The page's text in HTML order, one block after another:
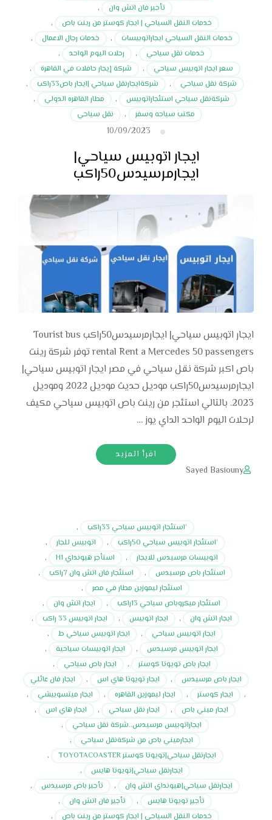
تأجير فان اتش وان
,
خدمات النقل السياحي | ايجار كوستر من رينت باص
,
خدمات النقل السياحي ايجاراتوبيسات
, خدمات رجال الاعمال
,
خدمات نقل سياحي
, رحلات اليوم الواحد
,
سعر ايجار اتوبيس سياحي
, شركة إيجار حافلات في القاهرة
,
شركة نقل سياحي
, شركةايجارنقل سياحي |ايجار باص33راكب
,
شركةنقل سياحي استئجاراتوبيس
, مطار القاهره الدولي
,
مكتب سياحه وسفر
, نقل سياحي
10/09/2023
ايجار اتوبيس سياحي|
ايجارمرسيدس50راكب
ايجار اتوبيس سياحي| ايجارمرسيدس50راكب Tourist bus
rental Rent a Mercedes 50 passengers توفر شركة رينت
باص اكبر شركة نقل سياحي في مصر ايجار اتوبيس سياحي|
ايجارمرسيدس50راكب موديل حديث موديل 2022 وموديل
2023. بالتالي استئجر من رينت باص اتوبيس سياحي مكيف
لرحلات اليوم الواحد الداي يوز …
اقرأ المزيد
Sayed Basiouny
‘استئجار اتوبيس سياحي 33راكب
,
‘استئجار اتوبيس سياحي 50راكب
, اتوبيس للجار
,
اتوبيسات مرسيدس للايجار
, استأجر هيونداي H1
,
استئجار باص مرسيدس
, استئجار فان اتش وان 7راكب
,
استئجار ليموزين مطار في مصر
,
استئجار ميكروباص سياحي 13راكب
, ايجار اتش وان
,
ايجار اتش وان
, ايجار اتوبيس , ايجار اتوبيس 33 راكب
,
ايجار اتوبيس سياحي
, ايجار اتوبيس سياخي ط
,
ايجار اتوبيس مرسيدس
, ايجار اتوبيسات سياحية
,
ايجار باص تويوتا كوستر
, ايجار باص سياحي
,
ايجار باص مرسيدس
, ايجار تويوتا هاي اس ,
ايجار فان عائلي
,
ايجار كوستر , ايجار ليموزين القاهره , ايجار ميتسوبيشي
,
ايجار ميني باص
, ايجار نقل سياحي , ايجار هاي اس
,
ايجاراتوبيس مرسيدس..شركة نقل سياحي
,
ايجارميني باص من شركةنقل سياحي
,
ايجارنقل سياحي|تويوتا كوستر TOYOTACOASTER
,
ايجارنقل سياحي|تويوتا هايس
,
ايجارنقل سياحي|هيونداي اتش وان
, تأجير باص مرسيدس
,
تأجير تويوتا هايس
, تأجير فان اتش وان
,
خدمات النقل السياحي | ايجار كوستر من رينت باص
,